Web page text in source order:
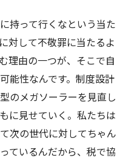
持って行くなという当た
対して不敬罪に当たるよ
理由の一つが、そこで自
能性なんです。制度設計
のメガソーラーを見直し
に見せていく。私たちは
次の世代に対してちゃん
ているんだから、税で協